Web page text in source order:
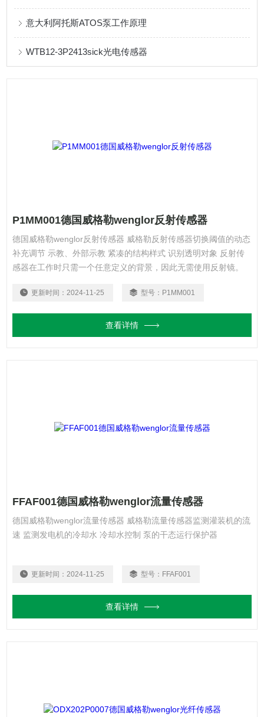
意大利阿托斯ATOS泵工作原理
WTB12-3P2413sick光电传感器
P1MM001德国威格勒wenglor反射传感器
德国威格勒wenglor反射传感器 威格勒反射传感器切换阈值的动态
补充调节 示教、外部示教 紧凑的结构样式 识别透明对象 反射传
感器在工作时只需一个任意定义的背景，因此无需使用反射镜。
更新时间： 2024-11-25 型号： P1MM001
查看详情
FFAF001德国威格勒wenglor流量传感器
德国威格勒wenglor流量传感器 威格勒流量传感器监测灌装机的流
速 监测发电机的冷却水 冷却水控制 泵的干态运行保护器
更新时间： 2024-11-25 型号： FFAF001
查看详情